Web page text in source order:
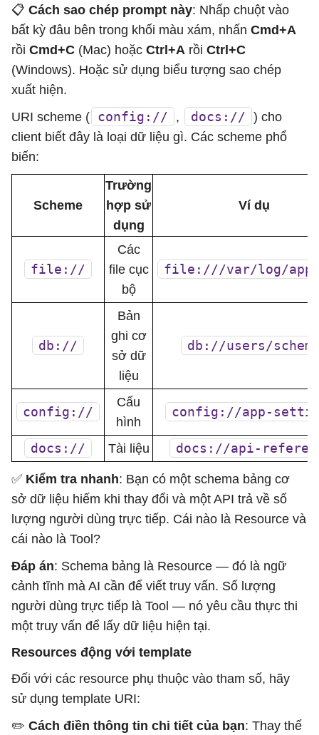
📋 Cách sao chép prompt này: Nhấp chuột vào
bất kỳ đâu bên trong khối màu xám, nhấn Cmd+A
rồi Cmd+C (Mac) hoặc Ctrl+A rồi Ctrl+C
(Windows). Hoặc sử dụng biểu tượng sao chép
xuất hiện.
URI scheme ( config:// , docs:// ) cho
client biết đây là loại dữ liệu gì. Các scheme phổ
biến:
Scheme
Trường
hợp sử
dụng
Ví dụ
file://
Các
file cục
bộ
file:///var/log/
db://
Bản
ghi cơ
sở dữ
liệu
db://users/
config://
Cấu
hình
config://app-
docs:// Tài liệu docs://api-
✅ Kiểm tra nhanh: Bạn có một schema bảng cơ
sở dữ liệu hiếm khi thay đổi và một API trả về số
lượng người dùng trực tiếp. Cái nào là Resource và
cái nào là Tool?
Đáp án: Schema bảng là Resource — đó là ngữ
cảnh tĩnh mà AI cần để viết truy vấn. Số lượng
người dùng trực tiếp là Tool — nó yêu cầu thực thi
một truy vấn để lấy dữ liệu hiện tại.
Resources động với template
Đối với các resource phụ thuộc vào tham số, hãy
sử dụng template URI:
✏️ Cách điền thông tin chi tiết của bạn: Thay thế